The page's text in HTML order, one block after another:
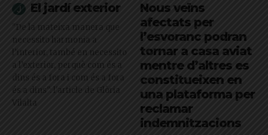
El jardí exterior
"De la mateixa manera que
necessito harmonia a
l’interior, també en necessito
a l’exterior, perquè com és a
dins és a fora i com és a fora
és a dins": l'article de Glòria
Vilalta
Nous veïns
afectats per
l’esvoranc podran
tornar a casa aviat
mentre d’altres es
constitueixen en
una plataforma per
reclamar
indemnitzacions